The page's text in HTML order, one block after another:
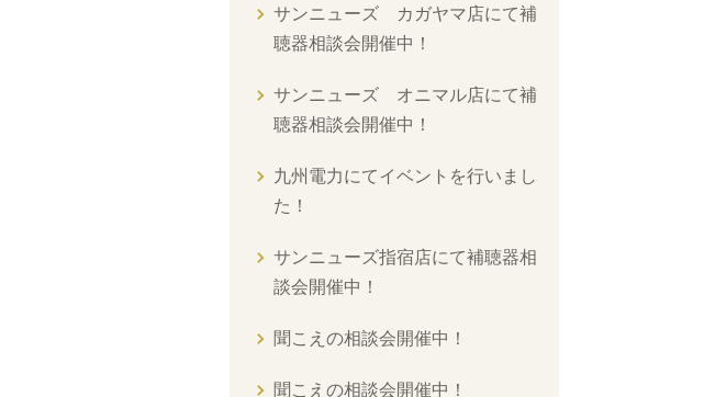
サンニューズ カガヤマ店にて補
聴器相談会開催中！
サンニューズ オニマル店にて補
聴器相談会開催中！
九州電力にてイベントを行いまし
た！
サンニューズ指宿店にて補聴器相
談会開催中！
聞こえの相談会開催中！
聞こえの相談会開催中！